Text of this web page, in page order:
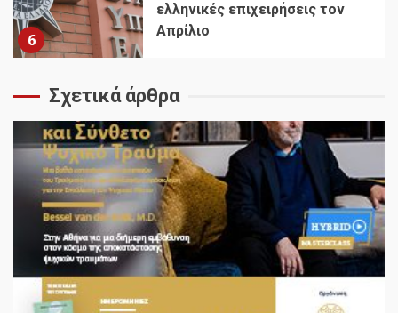
6
ελληνικές επιχειρήσεις τον
Απρίλιο
Σχετικά άρθρα